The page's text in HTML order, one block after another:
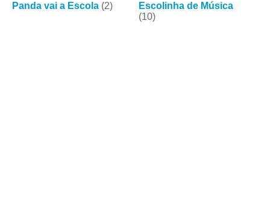
Panda vai a Escola (2)
Escolinha de Música
(10)